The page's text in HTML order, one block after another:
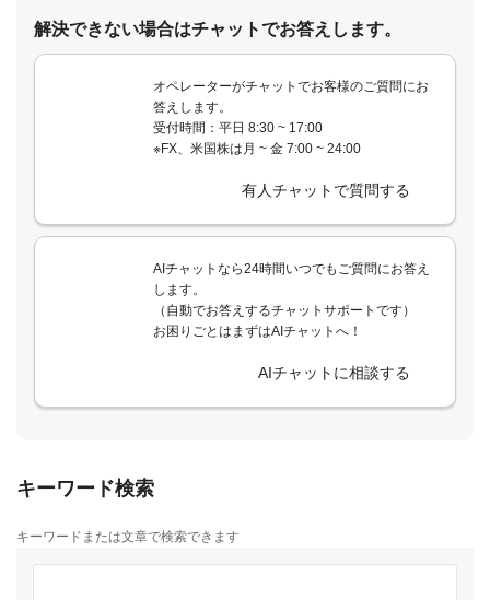
解決できない場合はチャットでお答えします。
オペレーターがチャットでお客様のご質問にお
答えします。
受付時間：平日 8:30 ~ 17:00
※FX、米国株は月 ~ 金 7:00 ~ 24:00
有人チャットで質問する
AIチャットなら24時間いつでもご質問にお答え
します。
（自動でお答えするチャットサポートです）
お困りごとはまずはAIチャットへ！
AIチャットに相談する
キーワード検索
キーワードまたは文章で検索できます